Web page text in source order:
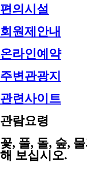
편의시설
회원제안내
온라인예약
주변관광지
관련사이트
관람요령
꽃, 풀, 돌, 숲,
해 보십시오.